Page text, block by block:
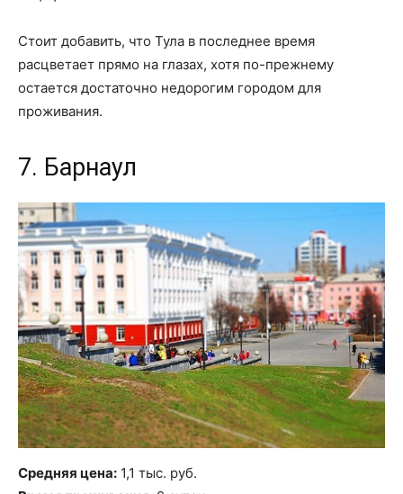
Стоит добавить, что Тула в последнее время
расцветает прямо на глазах, хотя по-прежнему
остается достаточно недорогим городом для
проживания.
7. Барнаул
Средняя цена: 1,1 тыс. руб.